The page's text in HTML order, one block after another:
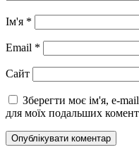
Ім'я *
Email *
Сайт
Зберегти моє ім'я, e-
для моїх подальших